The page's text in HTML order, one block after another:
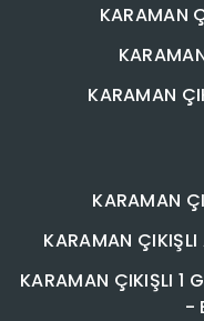
KARAMAN
KARAMAN
KARAMAN
KARAMAN ÇIKIŞLI
KARAMAN ÇIKIŞLI 1
-